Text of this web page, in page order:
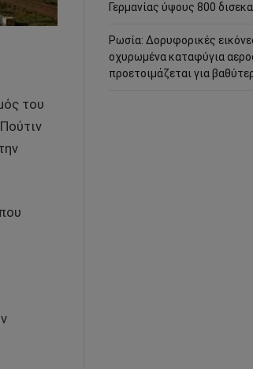
του
Γερμανίας ύψους 800
Ρωσία: Δορυφορικές
οχυρωμένα καταφύγια
προετοιμάζεται για